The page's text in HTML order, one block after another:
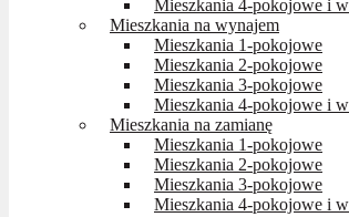
Mieszkania 4-pokojowe i
Mieszkania na wynajem
Mieszkania 1-pokojowe
Mieszkania 2-pokojowe
Mieszkania 3-pokojowe
Mieszkania 4-pokojowe i
Mieszkania na zamianę
Mieszkania 1-pokojowe
Mieszkania 2-pokojowe
Mieszkania 3-pokojowe
Mieszkania 4-pokojowe i